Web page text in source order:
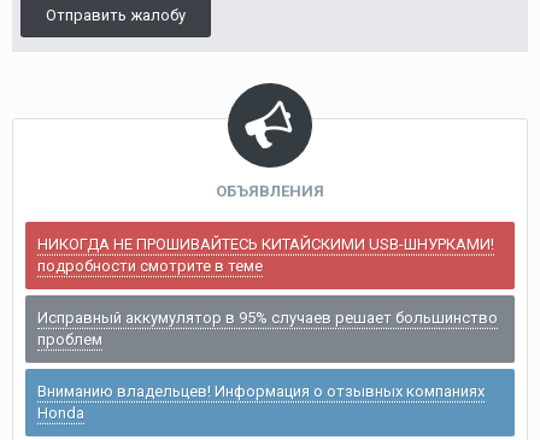
Отправить жалобу
ОБЪЯВЛЕНИЯ
НИКОГДА НЕ ПРОШИВАЙТЕСЬ КИТАЙСКИМИ USB-ШНУРКАМИ!
подробности смотрите в теме
Исправный аккумулятор в 95% случаев решает большинство
проблем
Вниманию владельцев! Информация о отзывных компаниях
Honda